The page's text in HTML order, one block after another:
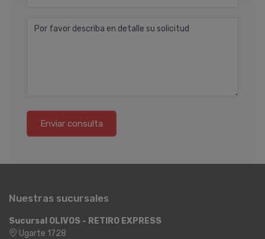
Por favor describa en detalle su solicitud
Enviar consulta
Nuestras sucursales
Sucursal OLIVOS - RETIRO EXPRESS
Ugarte 1728